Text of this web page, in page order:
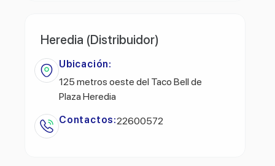
Heredia (Distribuidor)
Ubicación:
125 metros oeste del Taco Bell de
Plaza Heredia
Contactos:22600572